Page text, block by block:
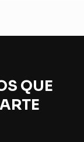
QUE